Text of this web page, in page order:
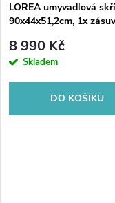
LOREA umyvadlová
90x44x51,2cm, 1x
8 990 Kč
Skladem
DO KOŠÍKU